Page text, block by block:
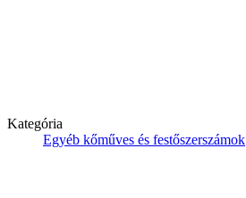
Kategória
Egyéb kőműves és festőszerszámok